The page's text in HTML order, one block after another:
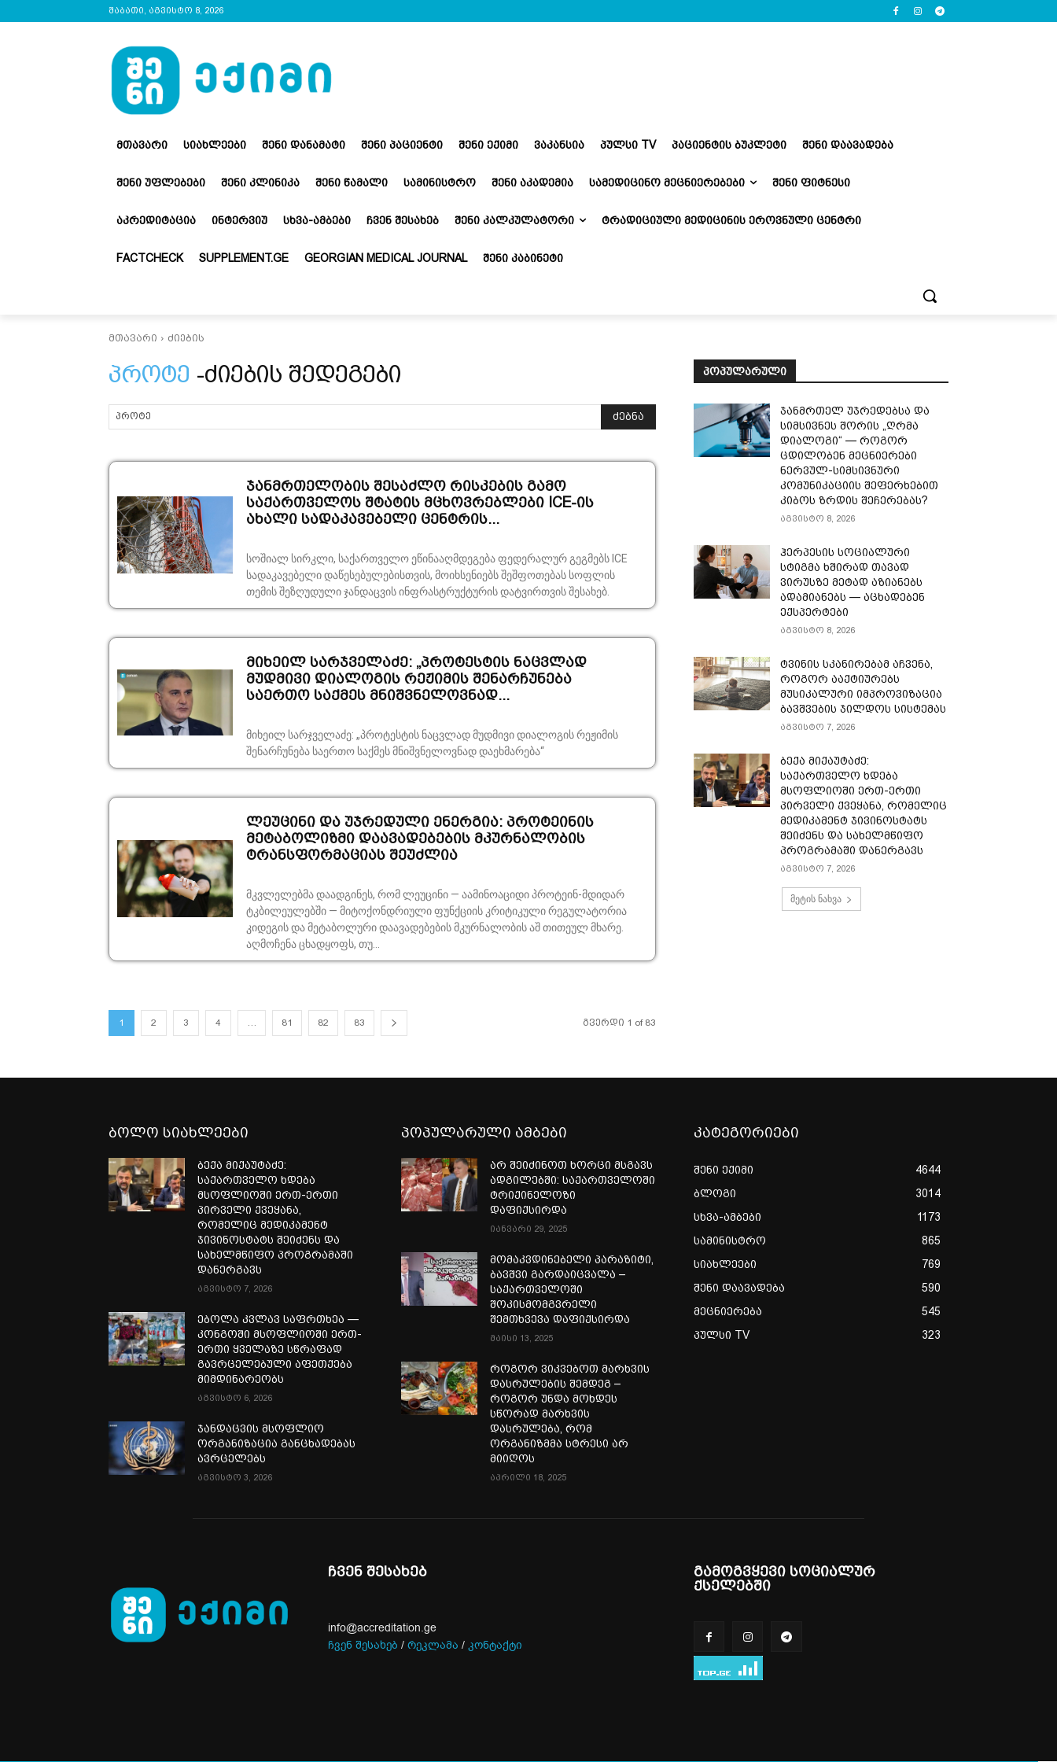
შაბათი, აგვისტო 8, 2026
ᲛᲗᲐᲕᲐᲠᲘ ᲡᲘᲐᲮᲚᲔᲔᲑᲘ ᲨᲔᲜᲘ ᲓᲐᲜᲐᲛᲐᲢᲘ ᲨᲔᲜᲘ ᲞᲐᲪᲘᲔᲜᲢᲘ ᲨᲔᲜᲘ ᲔᲥᲘᲛᲘ ᲕᲐᲙᲐᲜᲡᲘᲐ ᲞᲣᲚᲡᲘ TV ᲞᲐᲪᲘᲔᲜᲢᲘᲡ ᲑᲣᲙᲚᲔᲢᲘ ᲨᲔᲜᲘ ᲓᲐᲐᲕᲐᲓᲔᲑᲐ
ᲨᲔᲜᲘ ᲣᲤᲚᲔᲑᲔᲑᲘ ᲨᲔᲜᲘ ᲙᲚᲘᲜᲘᲙᲐ ᲨᲔᲜᲘ ᲬᲐᲛᲐᲚᲘ ᲡᲐᲛᲘᲜᲘᲡᲢᲠᲝ ᲨᲔᲜᲘ ᲐᲙᲐᲓᲔᲛᲘᲐ ᲡᲐᲛᲔᲓᲘᲪᲘᲜᲝ ᲛᲔᲪᲜᲘᲔᲠᲔᲑᲔᲑᲘ ᲨᲔᲜᲘ ᲤᲘᲢᲜᲔᲡᲘ
ᲐᲙᲠᲔᲓᲘᲢᲐᲪᲘᲐ ᲘᲜᲢᲔᲠᲕᲘᲣ ᲡᲮᲕᲐ-ᲐᲛᲑᲔᲑᲘ ᲩᲕᲔᲜ ᲨᲔᲡᲐᲮᲔᲑ ᲨᲔᲜᲘ ᲙᲐᲚᲙᲣᲚᲐᲢᲝᲠᲘ ᲢᲠᲐᲓᲘᲪᲘᲣᲚᲘ ᲛᲔᲓᲘᲪᲘᲜᲘᲡ ᲔᲠᲝᲕᲜᲣᲚᲘ ᲪᲔᲜᲢᲠᲘ
FACTCHECK SUPPLEMENT.GE GEORGIAN MEDICAL JOURNAL ᲨᲔᲜᲘ ᲙᲐᲑᲘᲜᲔᲢᲘ
მთავარი ძიების
პროტე -ძიების შედეგები
ძებნა
ჯანმრთელობის შესაძლო რისკების გამო
საქართველოს შტატის მცხოვრებლები ICE-ის
ახალი სადაკავებელი ცენტრის...
სოშიალ სირკლი, საქართველო ეწინააღმდეგება ფედერალურ გეგმებს ICE
სადაკავებელი დაწესებულებისთვის, მოიხსენიებს შეშფოთებას სოფლის
თემის შეზღუდული ჯანდაცვის ინფრასტრუქტურის დატვირთვის შესახებ.
მიხეილ სარჯველაძე: „პროტესტის ნაცვლად
მუდმივი დიალოგის რეჟიმის შენარჩუნება
საერთო საქმეს მნიშვნელოვნად...
მიხეილ სარჯველაძე: „პროტესტის ნაცვლად მუდმივი დიალოგის რეჟიმის
შენარჩუნება საერთო საქმეს მნიშვნელოვნად დაეხმარება“
ლეუცინი და უჯრედული ენერგია: პროტეინის
მეტაბოლიზმი დაავადებების მკურნალობის
ტრანსფორმაციას შეუძლია
მკვლელებმა დაადგინეს, რომ ლეუცინი — აამინოაციდი პროტეინ-მდიდარ
ტკბილეულებში — მიტოქონდრიული ფუნქციის კრიტიკული რეგულატორია
კიდეგის და მეტაბოლური დაავადებების მკურნალობის აშ თითეულ მხარე.
აღმოჩენა ცხადყოფს, თუ...
1 2 3 4 81 82 83 გვერდი 1 of 83
ᲞᲝᲞᲣᲚᲐᲠᲣᲚᲘ
ჯანმრთელ უჯრედებსა და
სიმსივნეს შორის „ღრმა
დიალოგი“ — როგორ
ცდილობენ მეცნიერები
ნერვულ-სიმსივნური
კომუნიკაციის შეფერხებით
კიბოს ზრდის შეჩერებას?
აგვისტო 8, 2026
ჰერპესის სოციალური
სტიგმა ხშირად თავად
ვირუსზე მეტად აზიანებს
ადამიანებს — აცხადებენ
ექსპერტები
აგვისტო 8, 2026
ტვინის სკანირებამ აჩვენა,
როგორ ააქტიურებს
მუსიკალური იმპროვიზაცია
ბავშვების ჯილდოს სისტემას
აგვისტო 7, 2026
ბექა მიქაუტაძე:
საქართველო ხდება
მსოფლიოში ერთ-ერთი
პირველი ქვეყანა, რომელიც
მედიკამენტ ჯივინოსტატს
შეიძენს და სახელმწიფო
პროგრამაში დანერგავს
აგვისტო 7, 2026
მეტის ნახვა
ბოლო სიახლეები
ბექა მიქაუტაძე:
საქართველო ხდება
მსოფლიოში ერთ-ერთი
პირველი ქვეყანა,
რომელიც მედიკამენტ
ჯივინოსტატს შეიძენს და
სახელმწიფო პროგრამაში
დანერგავს
აგვისტო 7, 2026
ებოლა კვლავ საფრთხეა —
კონგოში მსოფლიოში ერთ-
ერთი ყველაზე სწრაფად
გავრცელებული აფეთქება
მიმდინარეობს
აგვისტო 6, 2026
ჯანდაცვის მსოფლიო
ორგანიზაცია განცხადებას
ავრცელებს
აგვისტო 3, 2026
პოპულარული ამბები
არ შეიძინოთ ხორცი მსგავს
ადგილებში: საქართველოში
ტრიქინელოზი
დაფიქსირდა
იანვარი 29, 2025
მომაკვდინებელი პარაზიტი,
ბავშვი გარდაიცვალა –
საქართველოში
შოკისმომგვრელი
შემთხვევა დაფიქსირდა
მაისი 13, 2025
როგორ ვიკვებოთ მარხვის
დასრულების შემდეგ –
როგორ უნდა მოხდეს
სწორად მარხვის
დასრულება, რომ
ორგანიზმმა სტრესი არ
მიიღოს
აპრილი 18, 2025
კატეგორიები
შენი ექიმი
4644
ბლოგი
3014
სხვა-ამბები
1173
სამინისტრო
865
სიახლეები
769
შენი დაავადება
590
მეცნიერება
545
პულსი TV
323
ჩვენ შესახებ
info@accreditation.ge
ჩვენ შესახებ / რეკლამა / კონტაქტი
გამოგვყევი სოციალურ
ქსელებში